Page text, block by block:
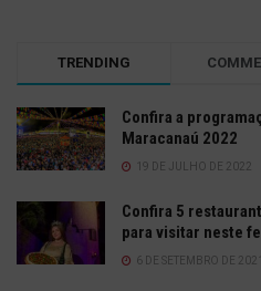
TRENDING
Confira a
Maracanaú 2022
19 DE JULHO DE 2022
Confira 5
para visitar neste
6 DE SETEMBRO DE 2021